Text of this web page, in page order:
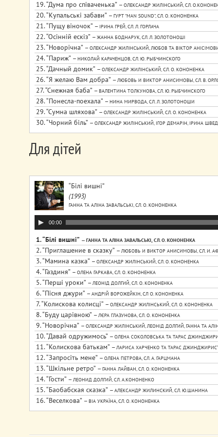
19.“Дума про спiваченька” — ОЛЕКСАНДР ЖИЛІНСЬКИЙ, СЛ.
20.“Купальськi забави” — ГУРТ “MAN SOUND”, СЛ. О. КОНОНЕНКА
21.“Пущу вiночок” — ІРИНА ГРЕЙ, СЛ. Л. ГОРЛАЧА
22.“Осiннiй ескiз” — ЖАННА БОДНАРУК, СЛ. Л. ЗОЛОТОНОШI
23.“Новорiчна” — ОЛЕКСАНДР ЖИЛІНСЬКИЙ, ЛЮБОВ ТА ВІКТОР АНІСІМОВИ,
24.“Париж” — НИКОЛАЙ КАРАЧЕНЦОВ, СЛ. Ю. РЫБЧИНСКОГО
25.“Дачный домик” — ОЛЕКСАНДР ЖИЛІНСЬКИЙ, СЛ. О. КОНОНЕНКА
26.“Я желаю Вам добра” — ЛЮБОВЬ И ВИКТОР АНИСИМОВЫ, СЛ. В.
27.“Снежная баба” — ВАЛЕНТИНА ТОЛКУНОВА, СЛ. Ю. РЫБЧИНСКОГО
28.“Понесла-поехала” — НИНА МИРВОДА, СЛ. Л. ЗОЛОТОНОШИ
29.“Сумна шляхова” — ОЛЕКСАНДР ЖИЛІНСЬКИЙ, СЛ. О. КОНОНЕНКА
30.“Чорний бiль” — ОЛЕКСАНДР ЖИЛІНСЬКИЙ, ІГОР ДЕМАРІН, ІРИНА
Для дітей
“Бiлi вишнi”
(1993)
ГАННА ТА АЛІНА ЗАВАЛЬСЬКІ, СЛ. О. КОНОНЕНКА
Аудіопрогравач
00:00
1.“Бiлi вишнi” — ГАННА ТА АЛІНА ЗАВАЛЬСЬКІ, СЛ. О. КОНОНЕНКА
2.“Приглашение в сказку” — ЛЮБОВЬ И ВИКТОР АНИСИМОВЫ, СЛ. И.
3.“Мамина казка” — ОЛЕКСАНДР ЖИЛІНСЬКИЙ, СЛ. О. КОНОНЕНКА
4.“Газдиня” — ОЛЕНА ГАРКАВА, СЛ. О. КОНОНЕНКА
5.“Першi уроки” — ЛЕОНІД ДОЛГИЙ, СЛ. О. КОНОНЕНКА
6.“Пiсня джури” — АНДРІЙ ВОРОЖЕЙКІН, СЛ О. КОНОНЕНКА
7.“Колискова колисцi” — ОЛЕКСАНДР ЖИЛІНСЬКИЙ, СЛ. О. КОНОНЕНКА
8.“Буду царiвною” — ЛЄРА ГЛАЗУНОВА, СЛ. О. КОНОНЕНКА
9.“Новорiчна” — ОЛЕКСАНДР ЖИЛІНСЬКИЙ, ЛЕОНІД ДОЛГИЙ, ГАННА ТА
10.“Давай одружимось” — ОЛЕНА СОКОЛОВСЬКА ТА ТАРАС
11.“Колискова батькам” — ЛАРИСА ХАРЧЕНКО ТА ТАРАС
12.“Запросiть мене” — ОЛЕНА ПЕТРОВА, СЛ. А. ГАРЦМАНА
13.“Шкiльне ретро” — ГАННА ЛАЙВАН, СЛ. О. КОНОНЕНКА
14.“Гости” — ЛЕОНИД ДОЛГИЙ, СЛ. А.КОНОНЕНКО
15.“Баобабская сказка” — АЛЕКСАНДР ЖИЛИНСКИЙ, СЛ. Ю.ШАНИНА
16.“Веселкова” — ВІА УКРАЇНА, СЛ. О. КОНОНЕНКА